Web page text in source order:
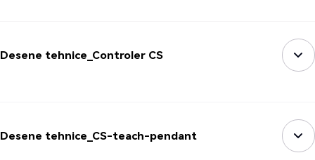
Desene tehnice_Controler CS
Desene tehnice_CS-teach-pendant